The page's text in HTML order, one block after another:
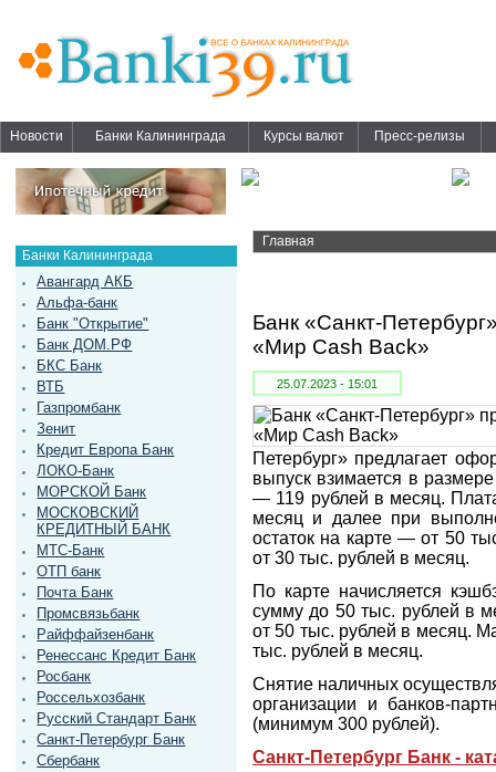
Новости Банки Калининграда Курсы валют Пресс-релизы
Банки Калининграда
Авангард АКБ
Альфа-банк
Банк "Открытие"
Банк ДОМ.РФ
БКС Банк
ВТБ
Газпромбанк
Зенит
Кредит Европа Банк
ЛОКО-Банк
МОРСКОЙ Банк
МОСКОВСКИЙ
КРЕДИТНЫЙ БАНК
МТС-Банк
ОТП банк
Почта Банк
Промсвязьбанк
Райффайзенбанк
Ренессанс Кредит Банк
Росбанк
Россельхозбанк
Русский Стандарт Банк
Санкт-Петербург Банк
Сбербанк
Главная
Банк «Санкт-
«Мир Cash Back»
25.07.2023 - 15:01
Петербург» предлагает
выпуск взимается в
— 119 рублей в месяц.
месяц и далее при
остаток на карте — от 50
от 30 тыс. рублей в месяц.
По карте начисляется
сумму до 50 тыс. рублей в
от 50 тыс. рублей в месяц.
тыс. рублей в месяц.
Снятие наличных
организации и банков-
(минимум 300 рублей).
Санкт-Петербург Банк -